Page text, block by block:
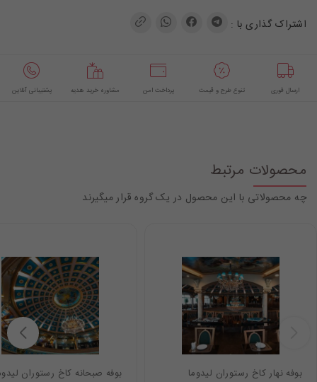
اشتراک گذاری با :
ارسال فوری تنوع طرح و قیمت پرداخت امن مشاوره خرید هدیه پشتیبانی آنلاین
محصولات مرتبط
چه محصولاتی با این محصول در یک گروه قرار میگیرند
بوفه نهار کاخ رستوران لیدوما بوفه صبحانه کاخ رستوران